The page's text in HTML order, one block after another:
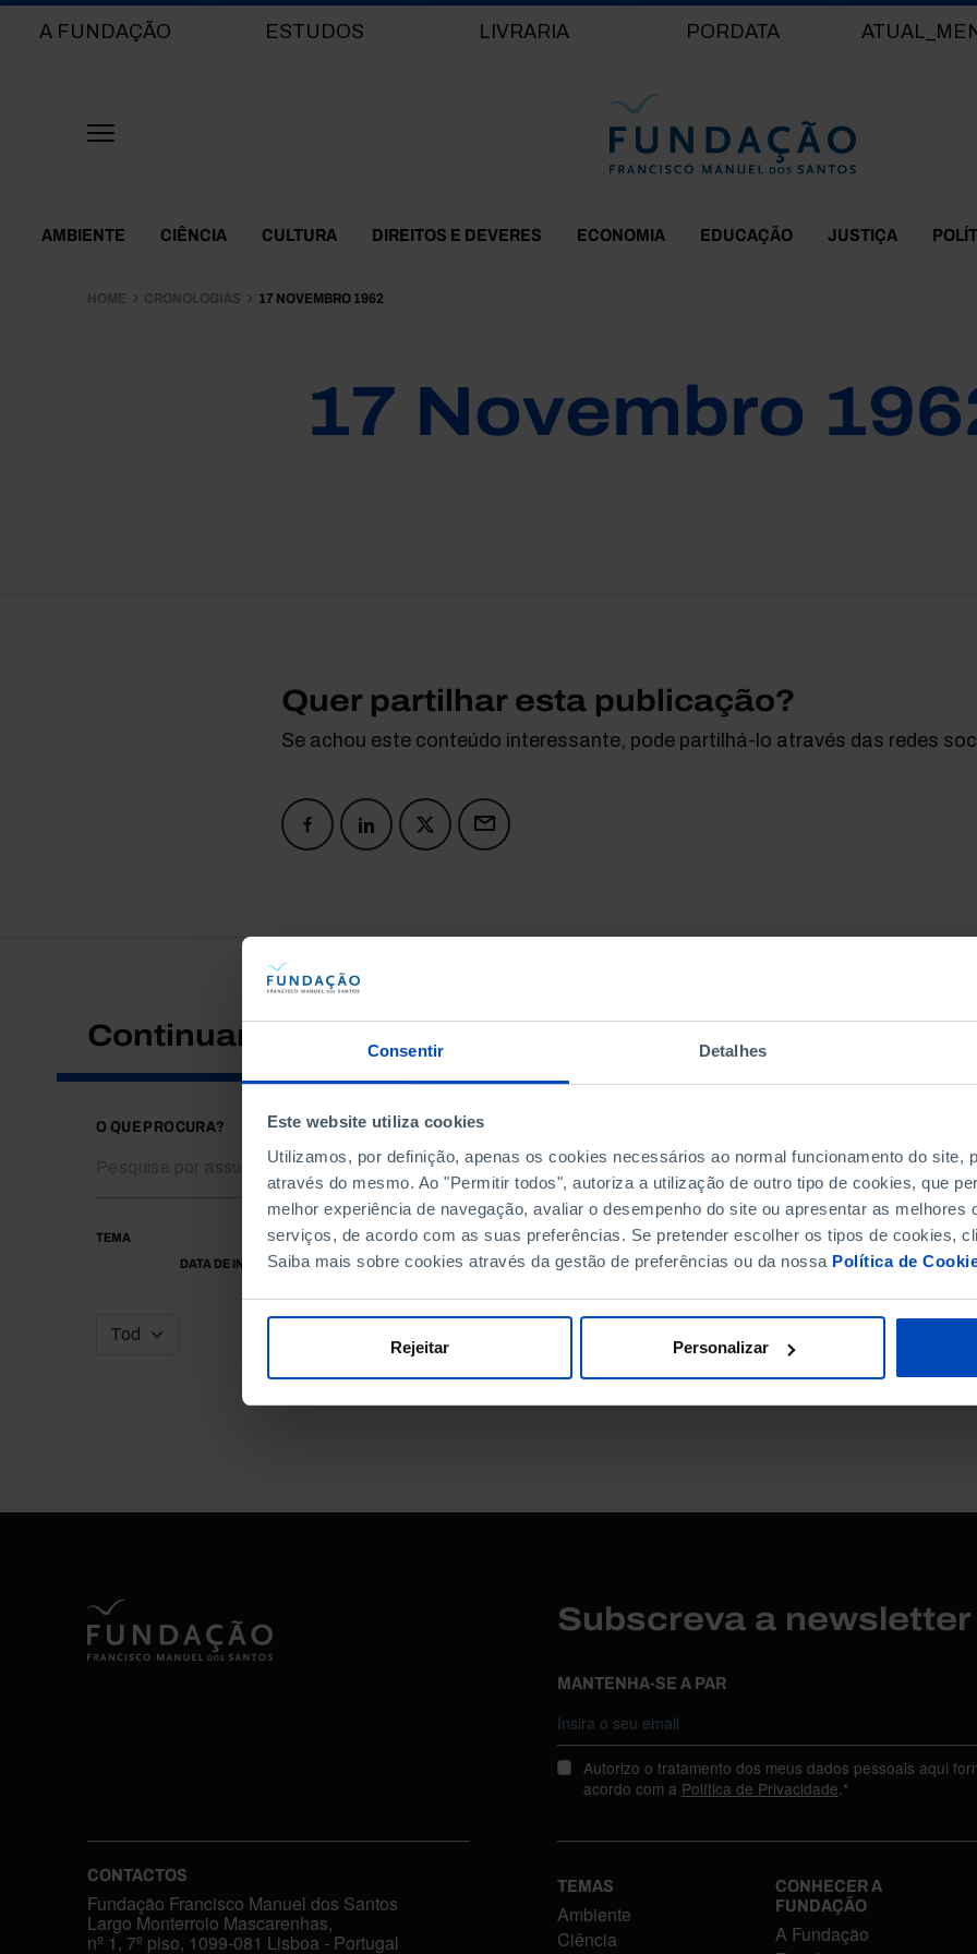
Consentir Detalhes
Este website utiliza cookies
Utilizamos, por definição, apenas os cookies necessários ao normal funcionamento do site,
através do mesmo. Ao "Permitir todos", autoriza a utilização de outro tipo de cookies, que
melhor experiência de navegação, avaliar o desempenho do site ou apresentar as melhores
serviços, de acordo com as suas preferências. Se pretender escolher os tipos de cookies,
Saiba mais sobre cookies através da gestão de preferências ou da nossa Política de
Rejeitar Personalizar
Main navigation
A FUNDAÇÃO ESTUDOS LIVRARIA PORDATA
Themes Menu
AMBIENTE CIÊNCIA CULTURA DIREITOS E DEVERES ECONOMIA EDUCAÇÃO JUSTIÇA
HOME CRONOLOGIAS 17 NOVEMBRO 1962
17 Novembro
Quer partilhar esta publicação?
Se achou este conteúdo interessante, pode partilhá-lo através das redes
Continuar a pesquisar
O QUE PROCURA?
TEMA
DATA DE INÍCIO
DATA DE FIM
Subscreva a
MANTENHA-SE A PAR
Autorizo o tratamento dos meus dados pessoais aqui
acordo com a Política de Privacidade.*
CONTACTOS
Fundação Francisco Manuel dos Santos
Largo Monterroio Mascarenhas,
nº 1, 7º piso, 1099-081 Lisboa - Portugal
TEMAS
Ambiente
Ciência
CONHECER A
FUNDAÇÃO
A Fundação